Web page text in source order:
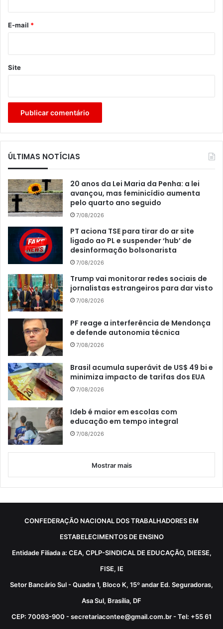
*
E-mail *
Site
ÚLTIMAS NOTÍCIAS
20 anos da Lei Maria da Penha: a lei
avançou, mas feminicídio aumenta
pelo quarto ano seguido
7/08/2026
PT aciona TSE para tirar do ar site
ligado ao PL e suspender ‘hub’ de
desinformação bolsonarista
7/08/2026
Trump vai monitorar redes sociais de
jornalistas estrangeiros para dar visto
7/08/2026
PF reage a interferência de Mendonça
e defende autonomia técnica
7/08/2026
Brasil acumula superávit de US$ 49 bi e
minimiza impacto de tarifas dos EUA
7/08/2026
Ideb é maior em escolas com
educação em tempo integral
7/08/2026
Mostrar mais
CONFEDERAÇÃO NACIONAL DOS TRABALHADORES EM
ESTABELECIMENTOS DE ENSINO
Entidade Filiada a: CEA, CPLP-SINDICAL DE EDUCAÇÃO, DIEESE,
FISE, IE
Setor Bancário Sul - Quadra 1, Bloco K, 15º andar Ed. Seguradoras,
Asa Sul, Brasília, DF
CEP: 70093-900 - secretariacontee@gmail.com.br - Tel: +55 61